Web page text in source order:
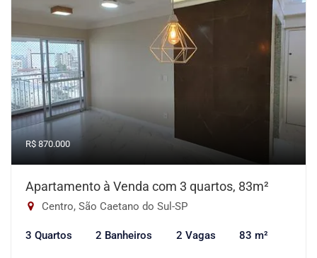
R$ 870.000
Apartamento à Venda com 3 quartos, 83m²
Centro, São Caetano do Sul-SP
3 Quartos 2 Banheiros 2 Vagas 83 m²